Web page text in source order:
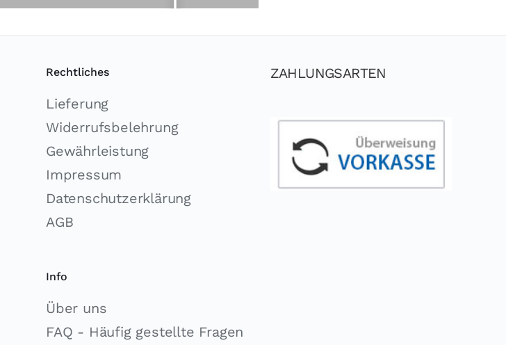
Rechtliches
Lieferung
Widerrufsbelehrung
Gewährleistung
Impressum
Datenschutzerklärung
AGB
Info
Über uns
FAQ - Häufig gestellte Fragen
ZAHLUNGSARTEN